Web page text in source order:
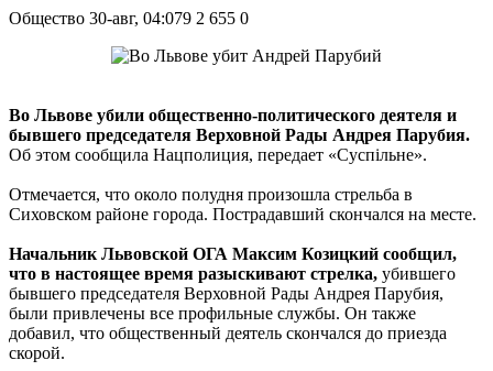
Общество 30-авг, 04:079 2 655 0
Во Львове убили общественно-политического деятеля и
бывшего председателя Верховной Рады Андрея Парубия.
Об этом сообщила Нацполиция, передает «Суспільне».
Отмечается, что около полудня произошла стрельба в
Сиховском районе города. Пострадавший скончался на месте.
Начальник Львовской ОГА Максим Козицкий сообщил,
что в настоящее время разыскивают стрелка, убившего
бывшего председателя Верховной Рады Андрея Парубия,
были привлечены все профильные службы. Он также
добавил, что общественный деятель скончался до приезда
скорой.